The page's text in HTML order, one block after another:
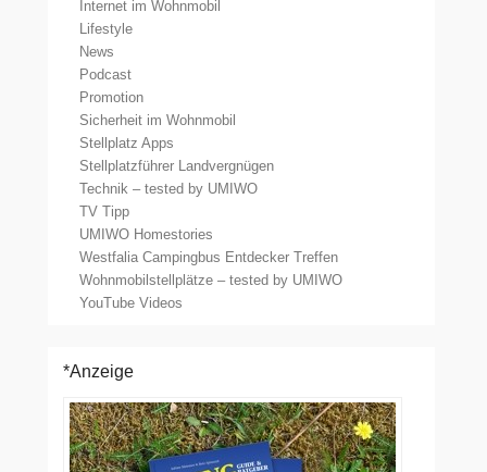
Internet im Wohnmobil
Lifestyle
News
Podcast
Promotion
Sicherheit im Wohnmobil
Stellplatz Apps
Stellplatzführer Landvergnügen
Technik – tested by UMIWO
TV Tipp
UMIWO Homestories
Westfalia Campingbus Entdecker Treffen
Wohnmobilstellplätze – tested by UMIWO
YouTube Videos
*Anzeige